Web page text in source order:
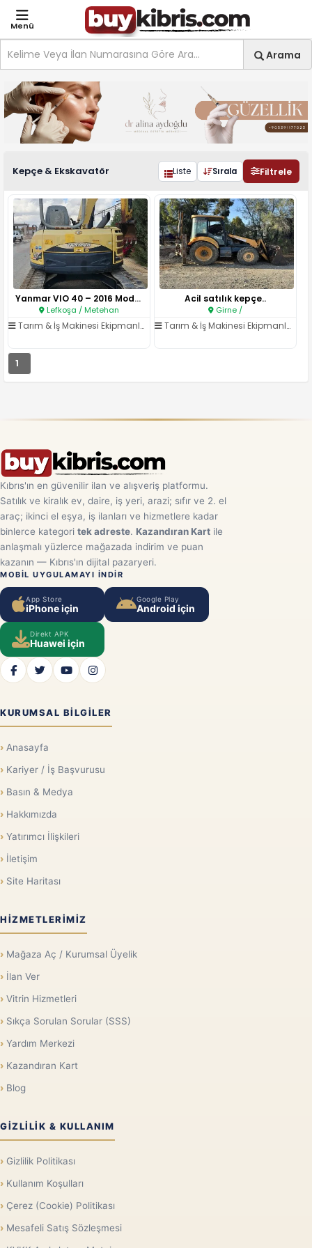
Menü
Ara
Arama
Yedek Parça Kepçe &
Kepçe & Ekskavatör Liste Sırala Filtrele
Yanmar VIO 40 – 2016 Model, 4 ..
Lefkoşa / Metehan
Tarım & İş Makinesi Ekipmanları /Kepçe & Ekskavatör
Acil satılık kepçe..
Girne /
Tarım & İş Makinesi Ekipmanları
1
Kıbrıs'ın en güvenilir ilan ve alışveriş platformu.
Satılık ve kiralık ev, daire, iş yeri, arazi; sıfır ve 2. el
araç; ikinci el eşya, iş ilanları ve hizmetlere kadar
binlerce kategori tek adreste. Kazandıran Kart ile
anlaşmalı yüzlerce mağazada indirim ve puan
kazanın — Kıbrıs'ın dijital pazaryeri.
MOBIL UYGULAMAYI INDIR
App Store
iPhone için
Google Play
Android için
Direkt APK
Huawei için
KURUMSAL BILGILER
Anasayfa
Kariyer / İş Başvurusu
Basın & Medya
Hakkımızda
Yatırımcı İlişkileri
İletişim
Site Haritası
HIZMETLERIMIZ
Mağaza Aç / Kurumsal Üyelik
İlan Ver
Vitrin Hizmetleri
Sıkça Sorulan Sorular (SSS)
Yardım Merkezi
Kazandıran Kart
Blog
GIZLILIK & KULLANIM
Gizlilik Politikası
Kullanım Koşulları
Çerez (Cookie) Politikası
Mesafeli Satış Sözleşmesi